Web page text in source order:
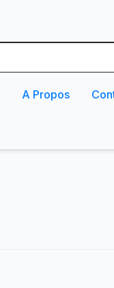
A Propos